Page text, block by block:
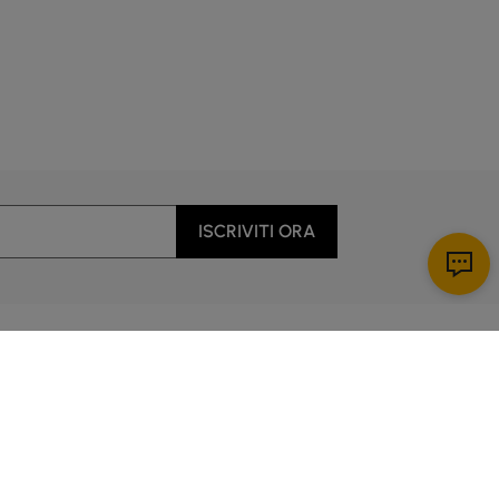
pesante.
stanze secondarie.
ISCRIVITI ORA